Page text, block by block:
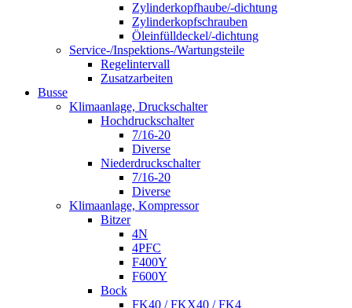
Zylinderkopfhaube/-dichtung
Zylinderkopfschrauben
Öleinfülldeckel/-dichtung
Service-/Inspektions-/Wartungsteile
Regelintervall
Zusatzarbeiten
Busse
Klimaanlage, Druckschalter
Hochdruckschalter
7/16-20
Diverse
Niederdruckschalter
7/16-20
Diverse
Klimaanlage, Kompressor
Bitzer
4N
4PFC
F400Y
F600Y
Bock
FK40 / FKX40 / FK4